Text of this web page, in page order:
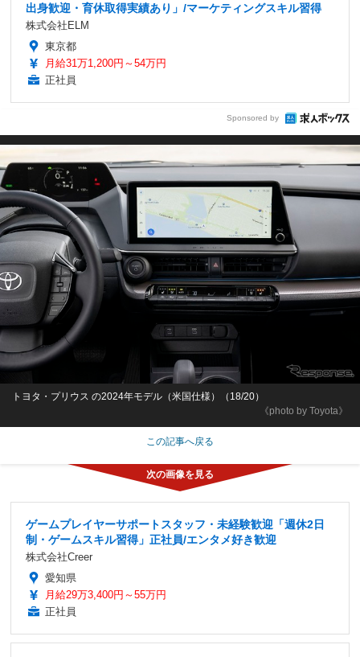
出身歓迎・育休取得実績あり」/マーケティングスキル習得
株式会社ELM
東京都
月給31万1,200円～54万円
正社員
Sponsored by
《photo by Toyota》
トヨタ・プリウス の2024年モデル（米国仕様）（18/20）
この記事へ戻る
ゲームプレイヤーサポートスタッフ・未経験歓迎「週休2日
制・ゲームスキル習得」正社員/エンタメ好き歓迎
株式会社Creer
愛知県
月給29万3,400円～55万円
正社員